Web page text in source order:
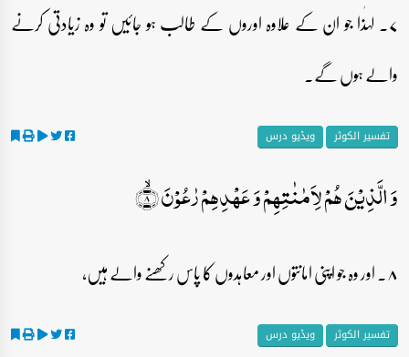
۷۔ لہٰذا جو ان کے علاوہ اوروں کے طالب ہو جائیں تو وہ زیادتی کرنے
والے ہوں گے۔
تفسیر الکوثر ویڈیو درس
وَ الَّذِیۡنَ ہُمۡ لِاَمٰنٰتِہِمۡ وَ عَہۡدِہِمۡ رٰعُوۡنَ ۙ﴿۸﴾
۸۔ اور وہ جو اپنی امانتوں اور معاہدوں کا پاس رکھنے والے ہیں،
تفسیر الکوثر ویڈیو درس